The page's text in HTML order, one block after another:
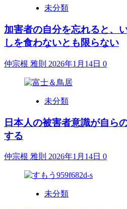
未分類
加害者の自分を忘れると、
しを食わないとも限らない
仲宗根 雅則 2026年1月14日 0
未分類
日本人の被害者意識が自ら
する
仲宗根 雅則 2026年1月14日 0
未分類